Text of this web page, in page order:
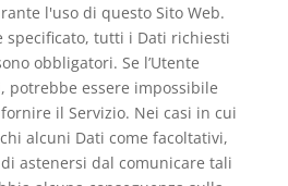
l'uso di questo Sito Web.
specificato, tutti i Dati richiesti
obbligatori. Se l’Utente
potrebbe essere impossibile
il Servizio. Nei casi in cui
alcuni Dati come facoltativi,
astenersi dal comunicare tali